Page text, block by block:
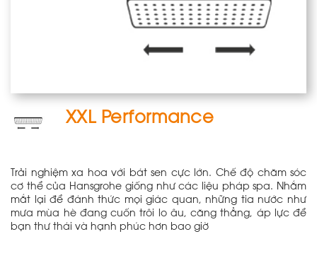
XXL Performance
Trải nghiệm xa hoa với bát sen cực lớn. Chế độ chăm sóc
cơ thể của Hansgrohe giống như các liệu pháp spa. Nhắm
mắt lại để đánh thức mọi giác quan, những tia nước như
mưa mùa hè đang cuốn trôi lo âu, căng thẳng, áp lực để
bạn thư thái và hạnh phúc hơn bao giờ